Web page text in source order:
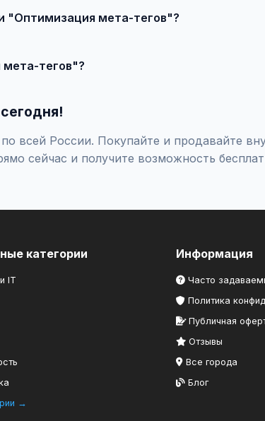
"Оптимизация мета-тегов"?
мета-тегов"?
всей России. Покупайте и продавайте
сейчас и получите возможность
категории
IT
→
Информация
Часто
Политика
Публичная
Отзывы
Все города
Блог